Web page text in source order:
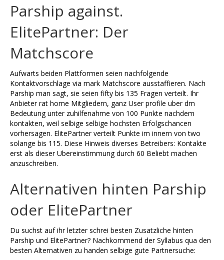
Parship against.
ElitePartner: Der
Matchscore
Aufwarts beiden Plattformen seien nachfolgende
Kontaktvorschlage via mark Matchscore ausstaffieren. Nach
Parship man sagt, sie seien fifty bis 135 Fragen verteilt. Ihr
Anbieter rat home Mitgliedern, ganz User profile uber dm
Bedeutung unter zuhilfenahme von 100 Punkte nachdem
kontakten, weil selbige selbige hochsten Erfolgschancen
vorhersagen. ElitePartner verteilt Punkte im innern von two
solange bis 115. Diese Hinweis diverses Betreibers: Kontakte
erst als dieser Ubereinstimmung durch 60 Beliebt machen
anzuschreiben.
Alternativen hinten Parship
oder ElitePartner
Du suchst auf ihr letzter schrei besten Zusatzliche hinten
Parship und ElitePartner? Nachkommend der Syllabus qua den
besten Alternativen zu handen selbige gute Partnersuche: